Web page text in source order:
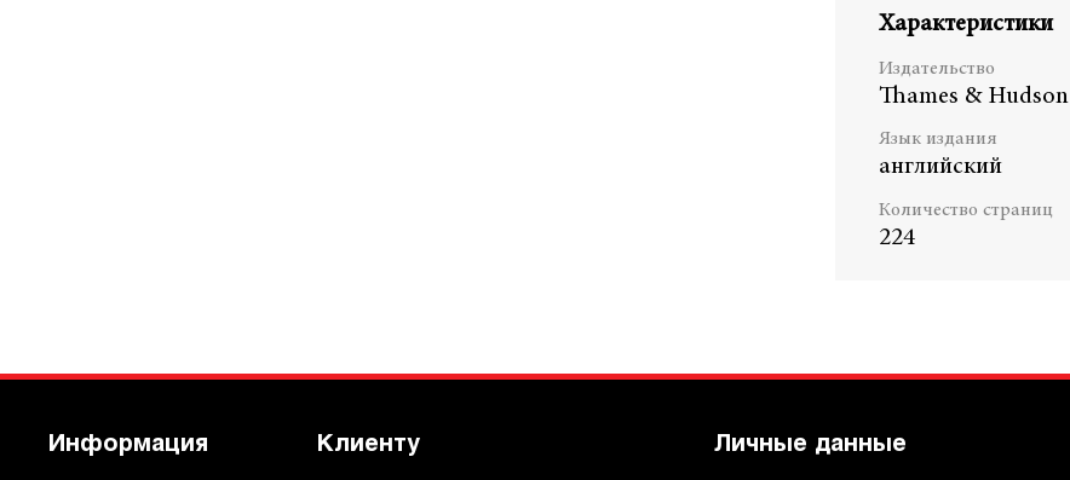
Характеристики
Издательство
Thames & Hudson
Язык издания
английский
Количество страниц
224
Информация Клиенту Личные данные